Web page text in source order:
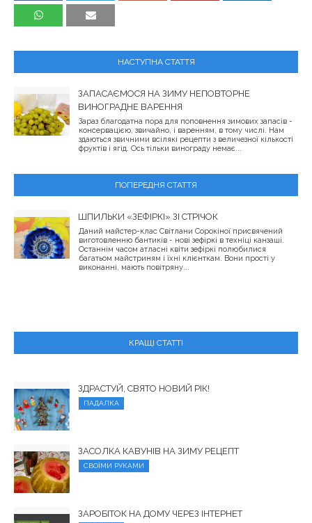
НАСТУПНА СТАТТЯ
ЗАПАСАЄМОСЯ НА ЗИМУ НЕПОВТОРНЕ
ВИНОГРАДНЕ ВАРЕННЯ
Зараз благодатна пора для поповнення зимових запасів -
консервацією, звичайно, і варенням, в тому числі. Нам
здаються звичними всілякі рецепти з величезної кількості
фруктів і ягід. Ось тільки винограду немає...
ПОПЕРЕДНЯ СТАТТЯ
ШПИЛЬКИ «ЗЕФІРКІ» ЗІ СТРІЧОК
Даний майстер-клас Світлани Сорокіної присвячений
виготовленню бантиків - нові зефіркі в техніці канзаші.
Останнім часом атласні квіти зефіркі полюбилися
багатьом майстриням і їхні клієнткам. Вони прості у
виконанні, мають повітряну...
КРАЩІ СТАТТІ
ЗДРАСТУЙ, СВЯТО НОВИЙ РІК!
ПАДАЛКА
ЗАСОЛКА КАВУНІВ НА ЗИМУ РЕЦЕПТ
СВОЇМИ РУКАМИ
ЗАРОБІТОК НА ДОМУ ЧЕРЕЗ ІНТЕРНЕТ